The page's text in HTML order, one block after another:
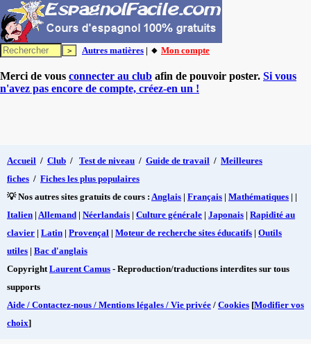
Autres matières | 🔸 Mon compte
Merci de vous connecter au club afin de pouvoir poster. Si vous
n'avez pas encore de compte, créez-en un !
Accueil / Club / Test de niveau / Guide de travail / Meilleures
fiches / Fiches les plus populaires
💡 Nos autres sites gratuits de cours : Anglais | Français | Mathématiques | |
Italien | Allemand | Néerlandais | Culture générale | Japonais | Rapidité au
clavier | Latin | Provençal | Moteur de recherche sites éducatifs | Outils
utiles | Bac d'anglais
CopyrightLaurent Camus - Reproduction/traductions interdites sur tous
supports
Aide / Contactez-nous / Mentions légales / Vie privée / Cookies [Modifier vos
choix]